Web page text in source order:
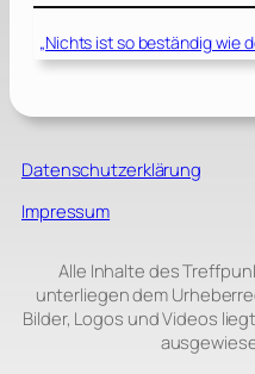
„Nichts ist so beständig wie
Datenschutzerklärung
Impressum
Alle Inhalte des
unterliegen dem
Bilder, Logos und Videos